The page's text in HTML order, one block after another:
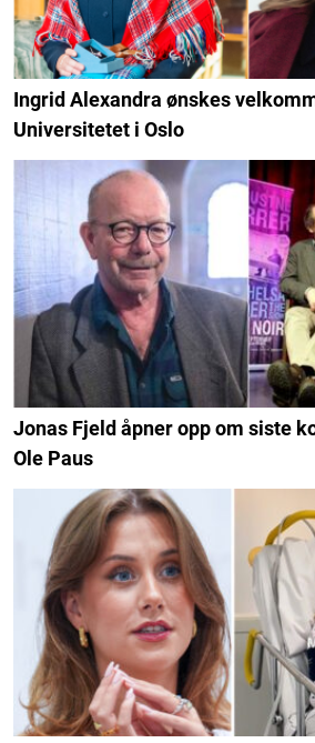
Ingrid Alexandra ønskes
Universitetet i Oslo
Jonas Fjeld åpner opp om siste
Ole Paus